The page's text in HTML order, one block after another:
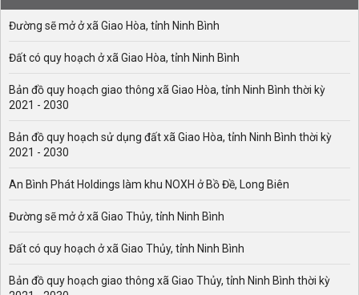
Đường sẽ mở ở xã Giao Hòa, tỉnh Ninh Bình
Đất có quy hoạch ở xã Giao Hòa, tỉnh Ninh Bình
Bản đồ quy hoạch giao thông xã Giao Hòa, tỉnh Ninh Bình thời kỳ
2021 - 2030
Bản đồ quy hoạch sử dụng đất xã Giao Hòa, tỉnh Ninh Bình thời kỳ
2021 - 2030
An Bình Phát Holdings làm khu NOXH ở Bồ Đề, Long Biên
Đường sẽ mở ở xã Giao Thủy, tỉnh Ninh Bình
Đất có quy hoạch ở xã Giao Thủy, tỉnh Ninh Bình
Bản đồ quy hoạch giao thông xã Giao Thủy, tỉnh Ninh Bình thời kỳ